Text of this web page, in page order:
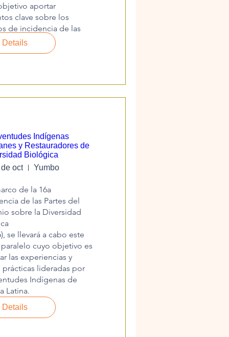
aportar
clave sobre los
de incidencia de las
Indígenas.
Details
Indígenas
y Restauradores de
Biológica
oct
Yumbo
de la 16a
de las Partes del
sobre la Diversidad
se llevará a cabo este
cuyo objetivo es
las experiencias y
prácticas lideradas por
Indígenas de
Latina.
Details